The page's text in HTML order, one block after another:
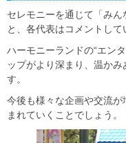
セレモニーを通じて「み
と、各代表はコメントして
ハーモニーランドの“エン
ップがより深まり、温か
す。
今後も様々な企画や交流
まれていくことでしょう。